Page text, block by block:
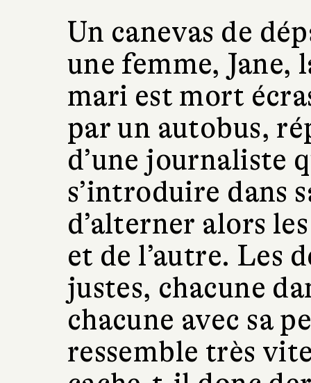
Un canevas de
une femme,
mari est mort
par un autobus,
d’une journaliste
s’introduire dans
d’alterner alors
et de l’autre. Les
justes, chacune
chacune avec sa
ressemble très